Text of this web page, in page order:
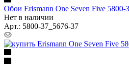
Обои Erismann One Seven Five 5800-
Нет в наличии
Арт.: 5800-37_5676-37